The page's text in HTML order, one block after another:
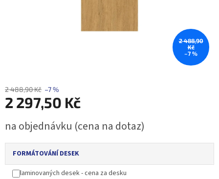
2 488,90
Kč
–7 %
2 488,90 Kč –7 %
2 297,50 Kč
cena:
na objednávku (cena na dotaz)
FORMÁTOVÁNÍ DESEK
laminovaných desek - cena za desku